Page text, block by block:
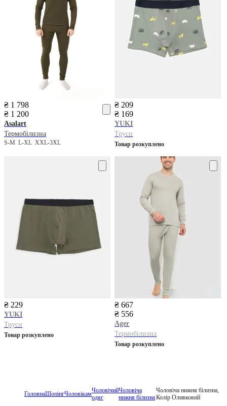
₴ 1 798
₴ 1 200
Asalart
Термобілизна
S-M L-XL XXL-3XL
₴ 209
₴ 169
YUKI
Труси
Товар розкуплено
₴ 229
YUKI
Труси
Товар розкуплено
₴ 667
₴ 556
Ager
Термобілизна
Товар розкуплено
ГоловнаШопінгЧоловікамЧоловічий
одяг
Чоловіча
нижня білизна
Чоловіча нижня білизна,
Колір Оливковий